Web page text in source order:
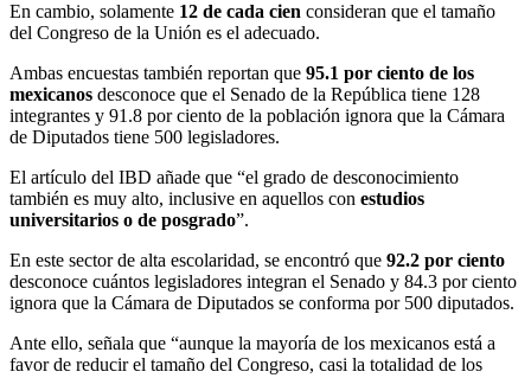
En cambio, solamente 12 de cada cien consideran que el tamaño
del Congreso de la Unión es el adecuado.
Ambas encuestas también reportan que 95.1 por ciento de los
mexicanos desconoce que el Senado de la República tiene 128
integrantes y 91.8 por ciento de la población ignora que la Cámara
de Diputados tiene 500 legisladores.
El artículo del IBD añade que “el grado de desconocimiento
también es muy alto, inclusive en aquellos con estudios
universitarios o de posgrado”.
En este sector de alta escolaridad, se encontró que 92.2 por ciento
desconoce cuántos legisladores integran el Senado y 84.3 por ciento
ignora que la Cámara de Diputados se conforma por 500 diputados.
Ante ello, señala que “aunque la mayoría de los mexicanos está a
favor de reducir el tamaño del Congreso, casi la totalidad de los